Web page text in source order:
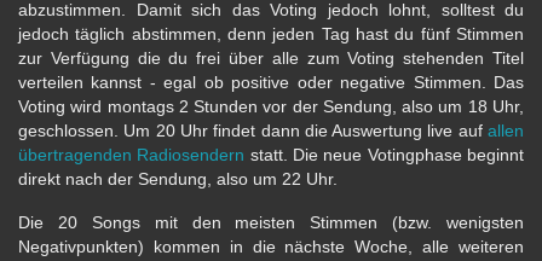
abzustimmen. Damit sich das Voting jedoch lohnt, solltest du
jedoch täglich abstimmen, denn jeden Tag hast du fünf Stimmen
zur Verfügung die du frei über alle zum Voting stehenden Titel
verteilen kannst - egal ob positive oder negative Stimmen. Das
Voting wird montags 2 Stunden vor der Sendung, also um 18 Uhr,
geschlossen. Um 20 Uhr findet dann die Auswertung live auf allen
übertragenden Radiosendern statt. Die neue Votingphase beginnt
direkt nach der Sendung, also um 22 Uhr.
Die 20 Songs mit den meisten Stimmen (bzw. wenigsten
Negativpunkten) kommen in die nächste Woche, alle weiteren